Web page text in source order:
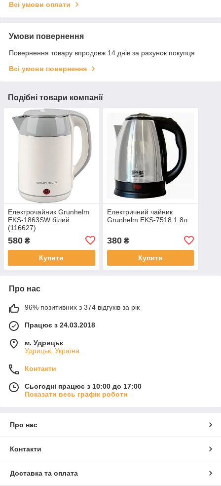
Всі умови оплати
Умови повернення
Повернення товару впродовж 14 днів за рахунок покупця
Всі умови повернення
Подібні товари компанії
Електрочайник Grunhelm
EKS-1863SW білий
(116627)
580 ₴
Купити
Електричний чайник
Grunhelm EKS-7518 1.8л
380₴
Купити
Про нас
96% позитивних з 374 відгуків за рік
Працює з 24.03.2018
м. Удрицьк
Удрицьк, Україна
Контакти
Сьогодні працює з 10:00 до 17:00
Показати весь графік роботи
Про нас
Контакти
Доставка та оплата